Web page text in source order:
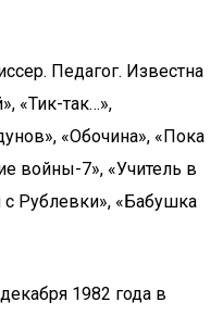
Педагог. Известна
«Тик-так…»,
«Обочина», «Пока
войны-7», «Учитель в
с Рублевки», «Бабушка
1982 года в